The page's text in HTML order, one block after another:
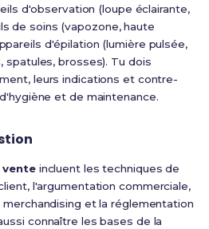
d'observation (loupe éclairante,
de soins (vapozone, haute
d'épilation (lumière pulsée,
spatules, brosses). Tu dois
leurs indications et contre-
et de maintenance.
venteincluent les techniques de
l'argumentation commerciale,
et la réglementation
connaître les bases de la